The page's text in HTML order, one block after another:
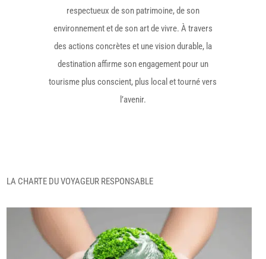
respectueux de son patrimoine, de son
environnement et de son art de vivre. À travers
des actions concrètes et une vision durable, la
destination affirme son engagement pour un
tourisme plus conscient, plus local et tourné vers
l’avenir.
LA CHARTE DU VOYAGEUR RESPONSABLE